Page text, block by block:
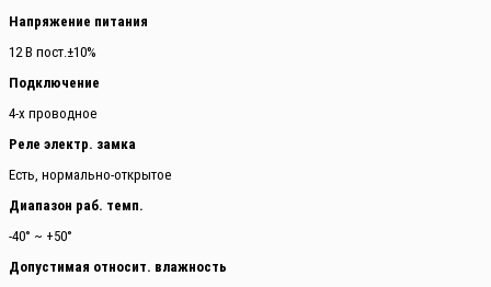
Напряжение питания
12 В пост.±10%
Подключение
4-х проводное
Реле электр. замка
Есть, нормально-открытое
Диапазон раб. темп.
-40° ~ +50°
Допустимая относит. влажность